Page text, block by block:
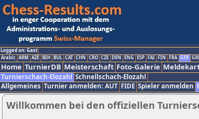
Logged on: Gast
Arabic ARM AZE BIH BUL CAT CHN CRO CZE DEN ENG ESP FAI FIN FRA GER
Home TurnierDB Meisterschaft Foto-Galerie
Turnierschach-Elozahl Schnellschach-Elozahl
Allgemeines Turnier anmelden: AUT FIDE Spieler anmelden
Willkommen bei den offiziellen